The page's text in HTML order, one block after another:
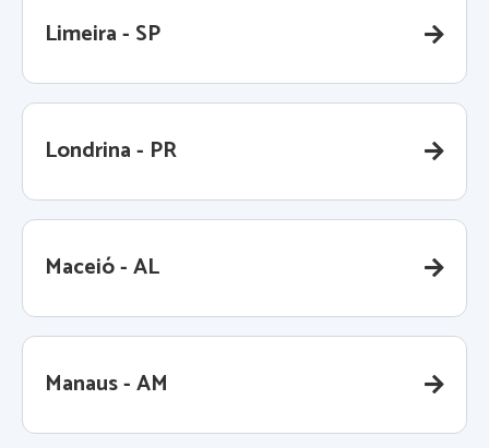
Limeira - SP
Londrina - PR
Maceió - AL
Manaus - AM